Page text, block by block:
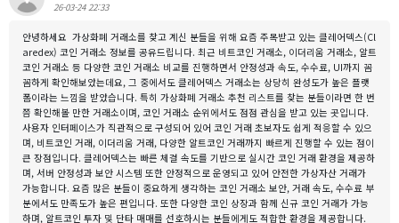
26-03-24 22:33
안녕하세요 가상화폐 거래소를 찾고 계신 분들을 위해 요즘 주목받고 있는 클레어덱스(Cl
aredex) 코인 거래소 정보를 공유드립니다. 최근 비트코인 거래소, 이더리움 거래소, 알트
코인 거래소 등 다양한 코인 거래소 비교를 진행하면서 안정성과 속도, 수수료, UI까지 꼼
꼼하게 확인해보았는데요, 그 중에서도 클레어덱스 거래소는 상당히 완성도가 높은 플랫
폼이라는 느낌을 받았습니다. 특히 가상화폐 거래소 추천 리스트를 찾는 분들이라면 한 번
쯤 확인해볼 만한 거래소이며, 코인 거래소 순위에서도 점점 관심을 받고 있는 곳입니다.
사용자 인터페이스가 직관적으로 구성되어 있어 코인 거래 초보자도 쉽게 적응할 수 있으
며, 비트코인 거래, 이더리움 거래, 다양한 알트코인 거래까지 빠르게 진행할 수 있는 점이
큰 장점입니다. 클레어덱스는 빠른 체결 속도를 기반으로 실시간 코인 거래 환경을 제공하
며, 서버 안정성과 보안 시스템 또한 안정적으로 운영되고 있어 안전한 가상자산 거래가
가능합니다. 요즘 많은 분들이 중요하게 생각하는 코인 거래소 보안, 거래 속도, 수수료 부
분에서도 만족도가 높은 편입니다. 또한 다양한 코인 상장과 함께 신규 코인 거래가 가능
하며, 알트코인 투자 및 단타 매매를 선호하시는 분들에게도 적합한 환경을 제공합니다.